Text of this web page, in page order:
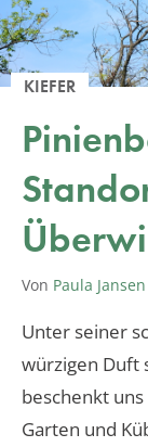
KIEFER
Von Paula Jansen
Unter seiner
würzigen Duft
beschenkt
Garten und